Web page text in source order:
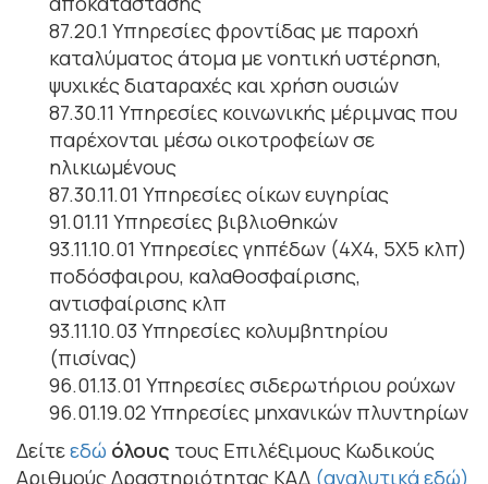
87.20.1 Υπηρεσίες φροντίδας με παροχή
καταλύματος άτομα με νοητική υστέρηση,
ψυχικές διαταραχές και χρήση ουσιών
87.30.11 Υπηρεσίες κοινωνικής μέριμνας που
παρέχονται μέσω οικοτροφείων σε
ηλικιωμένους
87.30.11.01 Υπηρεσίες οίκων ευγηρίας
91.01.11 Υπηρεσίες βιβλιοθηκών
93.11.10.01 Υπηρεσίες γηπέδων (4Χ4, 5Χ5 κλπ)
ποδόσφαιρου, καλαθοσφαίρισης,
αντισφαίρισης κλπ
93.11.10.03 Υπηρεσίες κολυμβητηρίου
(πισίνας)
96.01.13.01 Υπηρεσίες σιδερωτήριου ρούχων
96.01.19.02 Υπηρεσίες μηχανικών πλυντηρίων
Δείτεεδώ όλους τους Επιλέξιμους Κωδικούς
Αριθμούς Δραστηριότητας ΚΑΔ (αναλυτικά εδώ)